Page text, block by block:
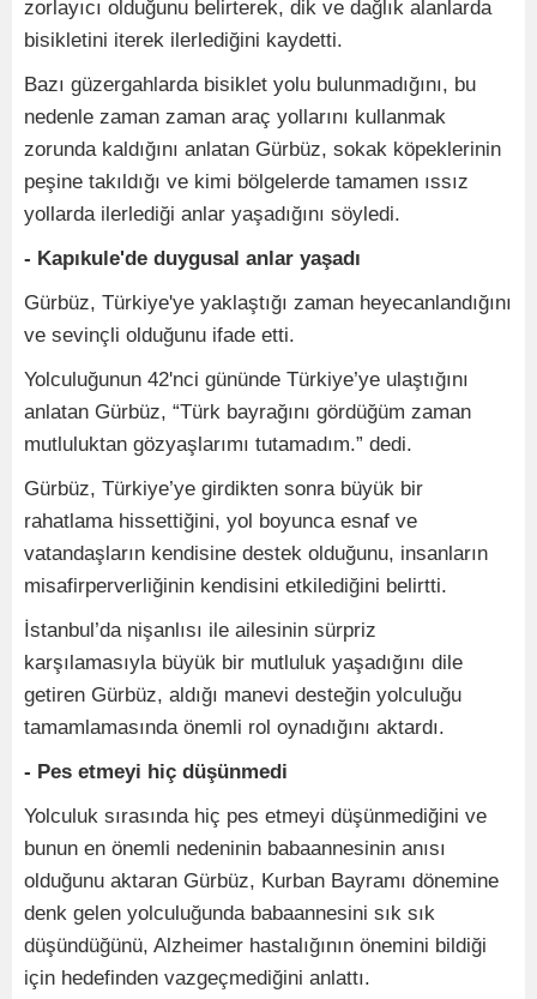
zorlayıcı olduğunu belirterek, dik ve dağlık alanlarda
bisikletini iterek ilerlediğini kaydetti.
Bazı güzergahlarda bisiklet yolu bulunmadığını, bu
nedenle zaman zaman araç yollarını kullanmak
zorunda kaldığını anlatan Gürbüz, sokak köpeklerinin
peşine takıldığı ve kimi bölgelerde tamamen ıssız
yollarda ilerlediği anlar yaşadığını söyledi.
- Kapıkule'de duygusal anlar yaşadı
Gürbüz, Türkiye'ye yaklaştığı zaman heyecanlandığını
ve sevinçli olduğunu ifade etti.
Yolculuğunun 42'nci gününde Türkiye’ye ulaştığını
anlatan Gürbüz, “Türk bayrağını gördüğüm zaman
mutluluktan gözyaşlarımı tutamadım.” dedi.
Gürbüz, Türkiye’ye girdikten sonra büyük bir
rahatlama hissettiğini, yol boyunca esnaf ve
vatandaşların kendisine destek olduğunu, insanların
misafirperverliğinin kendisini etkilediğini belirtti.
İstanbul’da nişanlısı ile ailesinin sürpriz
karşılamasıyla büyük bir mutluluk yaşadığını dile
getiren Gürbüz, aldığı manevi desteğin yolculuğu
tamamlamasında önemli rol oynadığını aktardı.
- Pes etmeyi hiç düşünmedi
Yolculuk sırasında hiç pes etmeyi düşünmediğini ve
bunun en önemli nedeninin babaannesinin anısı
olduğunu aktaran Gürbüz, Kurban Bayramı dönemine
denk gelen yolculuğunda babaannesini sık sık
düşündüğünü, Alzheimer hastalığının önemini bildiği
için hedefinden vazgeçmediğini anlattı.